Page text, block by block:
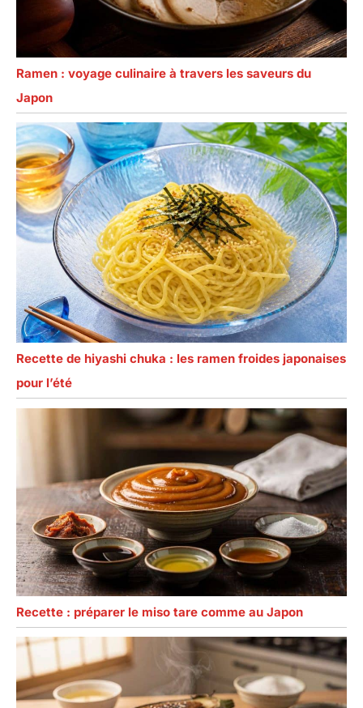
Ramen : voyage culinaire à travers les saveurs du
Japon
Recette de hiyashi chuka : les ramen froides japonaises
pour l’été
Recette : préparer le miso tare comme au Japon